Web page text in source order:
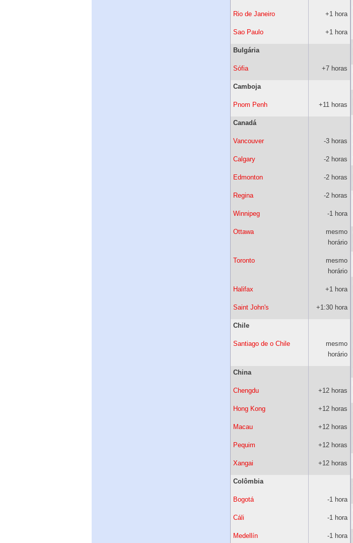
Rio de Janeiro +1 hora
Sao Paulo +1 hora
Bulgária
Sófia +7 horas
Camboja
Pnom Penh +11 horas
Canadá
Vancouver -3 horas
Calgary -2 horas
Edmonton -2 horas
Regina -2 horas
Winnipeg -1 hora
Ottawa
mesmo
horário
Toronto
mesmo
horário
Halifax +1 hora
Saint John's +1:30 hora
Chile
Santiago de o Chile
mesmo
horário
China
Chengdu +12 horas
Hong Kong +12 horas
Macau +12 horas
Pequim +12 horas
Xangai +12 horas
Colômbia
Bogotá -1 hora
Cáli -1 hora
Medellín -1 hora